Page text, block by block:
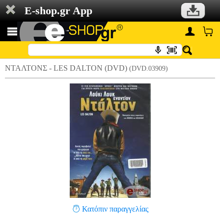
E-shop.gr App
ΝΤΑΛΤΟΝΣ - LES DALTON (DVD) (DVD.03909)
Κατόπιν παραγγελίας